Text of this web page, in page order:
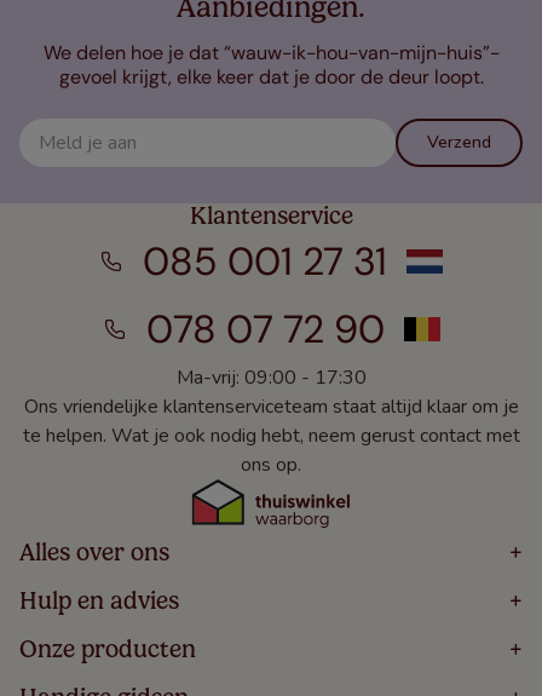
Aanbiedingen.
We delen hoe je dat “wauw-ik-hou-van-mijn-huis”-
gevoel krijgt, elke keer dat je door de deur loopt.
Verzend
Klantenservice
085 001 27 31
078 07 72 90
Ma-vrij: 09:00 - 17:30
Ons vriendelijke klantenserviceteam staat altijd klaar om je
te helpen. Wat je ook nodig hebt, neem gerust contact met
ons op.
Alles over ons +
Home
Over
Bestellen
Hulp en advies +
Volg Je Bestelling
Levering
Onze producten +
Houten Jaloezieën